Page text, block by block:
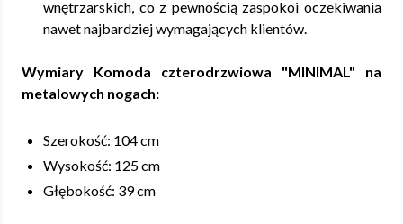
wnętrzarskich, co z pewnością zaspokoi oczekiwania
nawet najbardziej wymagających klientów.
Wymiary Komoda czterodrzwiowa "MINIMAL" na
metalowych nogach:
Szerokość: 104 cm
Wysokość: 125 cm
Głębokość: 39 cm